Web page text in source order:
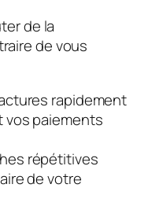
de la
de vous
rapidement
vos paiements
répétitives
de votre